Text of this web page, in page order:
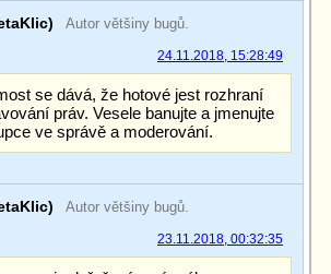
Autor většiny bugů.
24.11.2018, 15:28:49
se dává, že hotové jest rozhraní
práv. Vesele banujte a jmenujte
ve správě a moderování.
Autor většiny bugů.
23.11.2018, 00:32:35